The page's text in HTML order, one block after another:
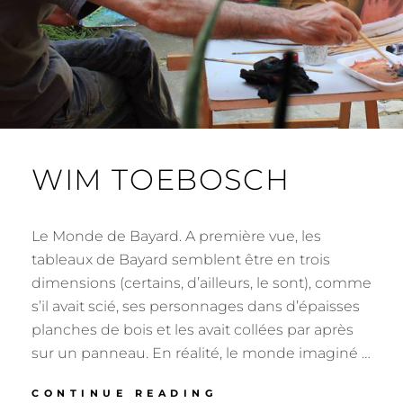
WIM TOEBOSCH
Le Monde de Bayard. A première vue, les
tableaux de Bayard semblent être en trois
dimensions (certains, d’ailleurs, le sont), comme
s’il avait scié‚ ses personnages dans d’épaisses
planches de bois et les avait collées par après
sur un panneau. En réalité, le monde imaginé …
CONTINUE READING